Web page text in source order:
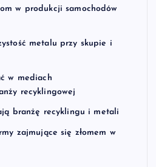
w produkcji samochodów
metalu przy skupie i
w mediach
recyklingowej
branżę recyklingu i metali
zajmujące się złomem w